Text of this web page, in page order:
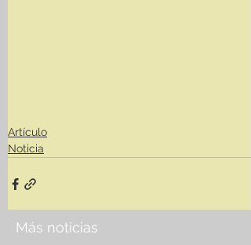
Artículo
Noticia
Más noticias